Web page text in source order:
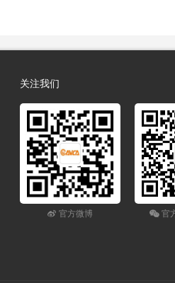
关注我们
官方微博 官